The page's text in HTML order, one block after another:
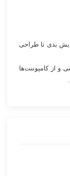
بدی تا طراحی
از کامپوننت‌ها